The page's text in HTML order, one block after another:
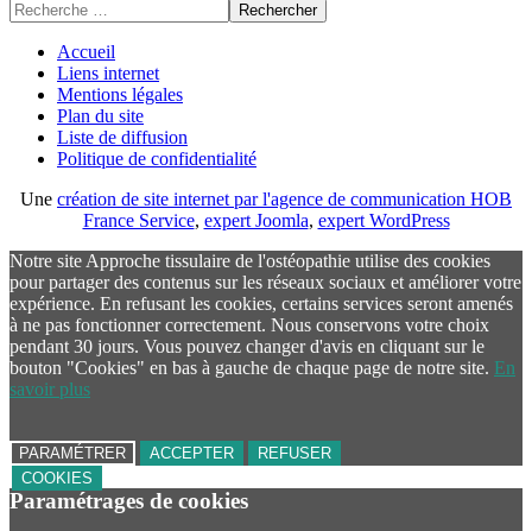
Rechercher
Accueil
Liens internet
Mentions légales
Plan du site
Liste de diffusion
Politique de confidentialité
Une création de site internet par l'agence de communication HOB
France Service, expert Joomla, expert WordPress
Notre site Approche tissulaire de l'ostéopathie utilise des cookies
pour partager des contenus sur les réseaux sociaux et améliorer votre
expérience. En refusant les cookies, certains services seront amenés
à ne pas fonctionner correctement. Nous conservons votre choix
pendant 30 jours. Vous pouvez changer d'avis en cliquant sur le
bouton "Cookies" en bas à gauche de chaque page de notre site. En
savoir plus
PARAMÉTRER ACCEPTER
REFUSER
COOKIES
Paramétrages de cookies